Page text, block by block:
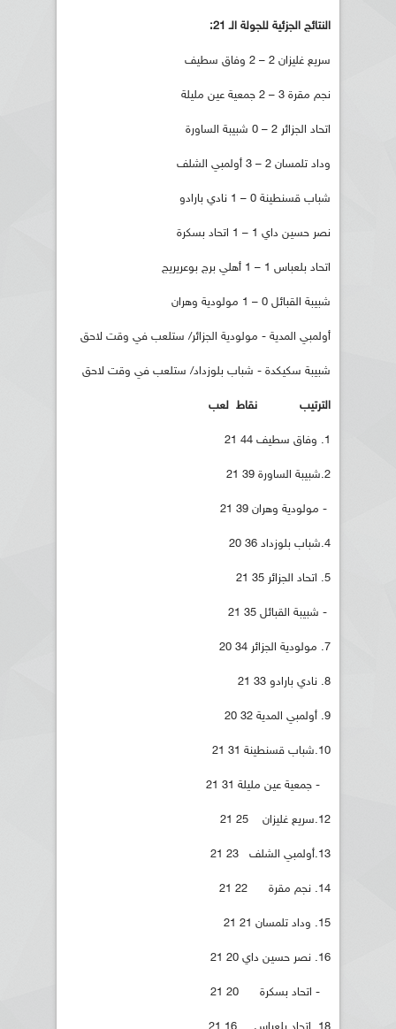
النتائج الجزئية للجولة الـ 21:
سريع غليزان 2 – 2 وفاق سطيف
نجم مقرة 3 – 2 جمعية عين مليلة
اتحاد الجزائر 2 – 0 شبيبة الساورة
وداد تلمسان 2 – 3 أولمبي الشلف
شباب قسنطينة 0 – 1 نادي بارادو
نصر حسين داي 1 – 1 اتحاد بسكرة
اتحاد بلعباس 1 – 1 أهلي برج بوعريريج
شبيبة القبائل 0 – 1 مولودية وهران
أولمبي المدية - مولودية الجزائر/ ستلعب في وقت لاحق
شبيبة سكيكدة - شباب بلوزداد/ ستلعب في وقت لاحق
الترتيب نقاط لعب
1. وفاق سطيف 44 21
2.شبيبة الساورة 39 21
- مولودية وهران 39 21
4.شباب بلوزداد 36 20
5. اتحاد الجزائر 35 21
- شبيبة القبائل 35 21
7. مولودية الجزائر 34 20
8. نادي بارادو 33 21
9. أولمبي المدية 32 20
10.شباب قسنطينة 31 21
- جمعية عين مليلة 31 21
12.سريع غليزان 25 21
13.أولمبي الشلف 23 21
14. نجم مقرة 22 21
15. وداد تلمسان 21 21
16. نصر حسين داي 20 21
- اتحاد بسكرة 20 21